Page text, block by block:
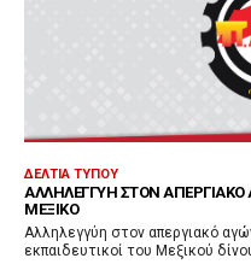
ΔΕΛΤΊΑ ΤΎΠΟΥ
ΑΛΛΗΛΕΓΓΎΗ ΣΤΟΝ
ΜΕΞΙΚΌ
Αλληλεγγύη στον απεργιακό
εκπαιδευτικοί του Μεξικού